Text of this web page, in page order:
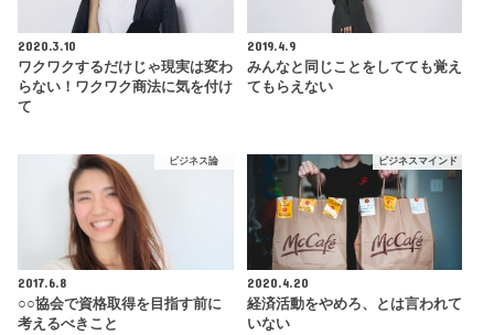
2020.3.10
ワクワクするだけじゃ現実は変わ
らない！ワクワク商法に気を付け
て
2019.4.9
みんなと同じことをしてても覚え
てもらえない
ビジネス論
2017.6.8
○○協会で資格取得を目指す前に
考えるべきこと
ビジネスマインド
2020.4.20
経済活動をやめろ、とは言われて
いない